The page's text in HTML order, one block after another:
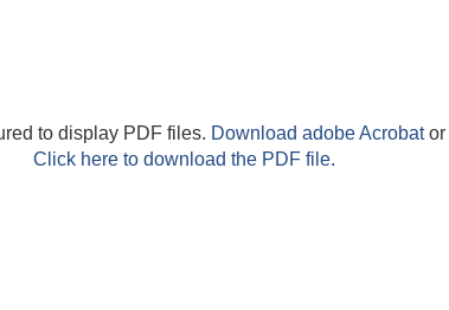
to display PDF files. Download adobe Acrobator
Click here to download the PDF file.